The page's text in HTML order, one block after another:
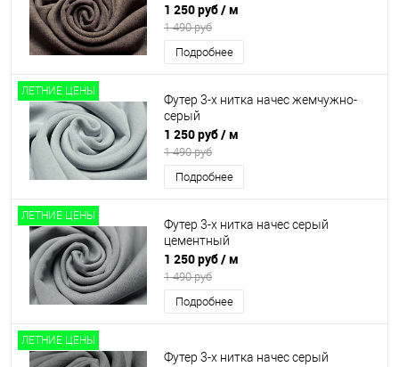
1 250 руб/ м
1 490 руб
Подробнее
ЛЕТНИЕ ЦЕНЫ
Футер 3-х нитка начес жемчужно-
серый
1 250 руб/ м
1 490 руб
Подробнее
ЛЕТНИЕ ЦЕНЫ
Футер 3-х нитка начес серый
цементный
1 250 руб/ м
1 490 руб
Подробнее
ЛЕТНИЕ ЦЕНЫ
Футер 3-х нитка начес серый